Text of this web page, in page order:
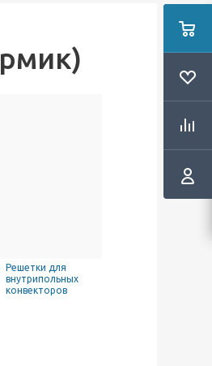
Решетки для
внутрипольных
конвекторов